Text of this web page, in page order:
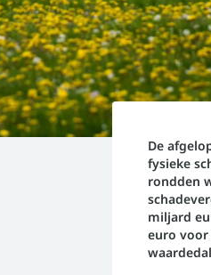
De
fysieke
rondden
miljard
euro voor